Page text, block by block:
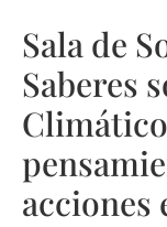
Sala de
Saberes
acciones